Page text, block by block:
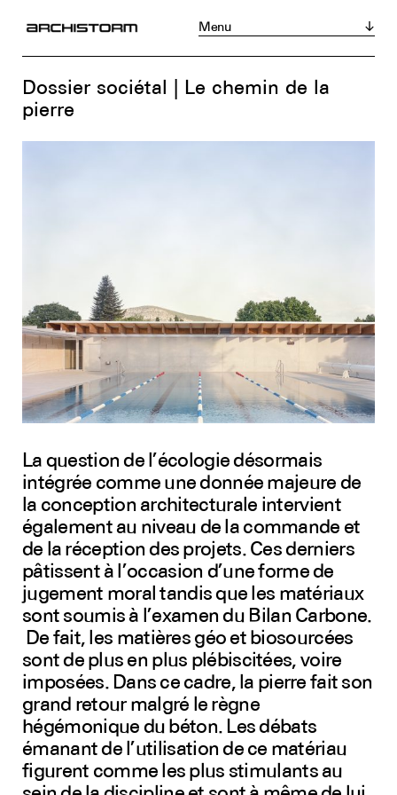
Menu
Actualités
Réalisations
Produits
Événements
Zoom sur...
Instagram LinkedIn
Facebook
Youtube
Dossier sociétal | Le chemin de la
pierre
La question de l’écologie désormais
intégrée comme une donnée majeure de
la conception architecturale intervient
également au niveau de la commande et
de la réception des projets. Ces derniers
pâtissent à l’occasion d’une forme de
jugement moral tandis que les matériaux
sont soumis à l’examen du Bilan Carbone.
De fait, les matières géo et biosourcées
sont de plus en plus plébiscitées, voire
imposées. Dans ce cadre, la pierre fait son
grand retour malgré le règne
hégémonique du béton. Les débats
émanant de l’utilisation de ce matériau
figurent comme les plus stimulants au